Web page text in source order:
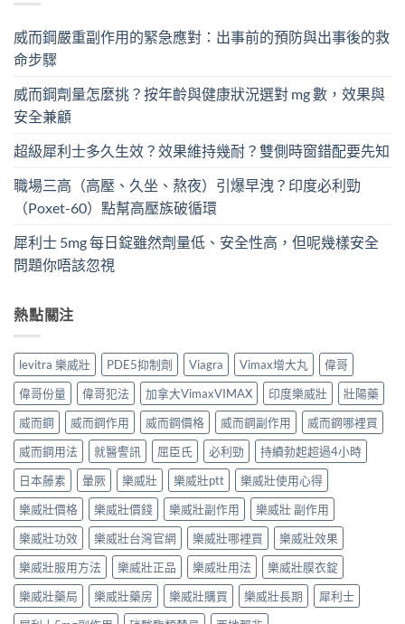
威而鋼嚴重副作用的緊急應對：出事前的預防與出事後的救
命步驟
威而鋼劑量怎麼挑？按年齡與健康狀況選對 mg 數，效果與
安全兼顧
超級犀利士多久生效？效果維持幾耐？雙側時窗錯配要先知
職場三高（高壓、久坐、熬夜）引爆早洩？印度必利勁
（Poxet-60）點幫高壓族破循環
犀利士 5mg 每日錠雖然劑量低、安全性高，但呢幾樣安全
問題你唔該忽視
熱點關注
levitra 樂威壯 PDE5抑制劑 Viagra Vimax增大丸
偉哥
偉哥份量
偉哥犯法 加拿大VimaxVIMAX 印度樂威壯
壯陽藥
威而鋼
威而鋼作用 威而鋼價格 威而鋼副作用
威而鋼哪裡買
威而鋼用法
就醫警訊 屈臣氏 必利勁
持續勃起超過4小時
日本藤素
暈厥 樂威壯 樂威壯ptt
樂威壯使用心得
樂威壯價格
樂威壯價錢 樂威壯副作用
樂威壯 副作用
樂威壯功效
樂威壯台灣官網 樂威壯哪裡買
樂威壯效果
樂威壯服用方法
樂威壯正品 樂威壯用法
樂威壯膜衣錠
樂威壯藥局
樂威壯藥房 樂威壯購買 樂威壯長期
犀利士